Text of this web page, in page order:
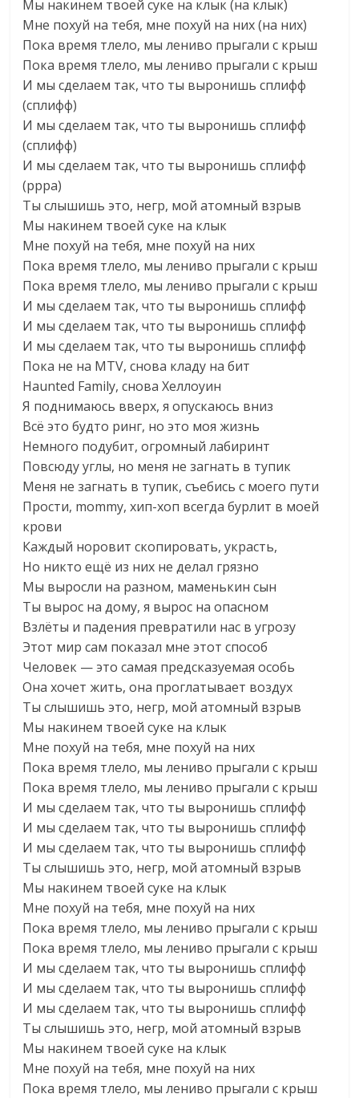
Мы накинем твоей суке на клык (на клык)
Мне похуй на тебя, мне похуй на них (на них)
Пока время тлело, мы лениво прыгали с крыш
Пока время тлело, мы лениво прыгали с крыш
И мы сделаем так, что ты выронишь сплифф
(сплифф)
И мы сделаем так, что ты выронишь сплифф
(сплифф)
И мы сделаем так, что ты выронишь сплифф
(ррра)
Ты слышишь это, негр, мой атомный взрыв
Мы накинем твоей суке на клык
Мне похуй на тебя, мне похуй на них
Пока время тлело, мы лениво прыгали с крыш
Пока время тлело, мы лениво прыгали с крыш
И мы сделаем так, что ты выронишь сплифф
И мы сделаем так, что ты выронишь сплифф
И мы сделаем так, что ты выронишь сплифф
Пока не на MTV, снова кладу на бит
Haunted Family, снова Хеллоуин
Я поднимаюсь вверх, я опускаюсь вниз
Всё это будто ринг, но это моя жизнь
Немного подубит, огромный лабиринт
Повсюду углы, но меня не загнать в тупик
Меня не загнать в тупик, съебись с моего пути
Прости, mommy, хип-хоп всегда бурлит в моей
крови
Каждый норовит скопировать, украсть,
Но никто ещё из них не делал грязно
Мы выросли на разном, маменькин сын
Ты вырос на дому, я вырос на опасном
Взлёты и падения превратили нас в угрозу
Этот мир сам показал мне этот способ
Человек — это самая предсказуемая особь
Она хочет жить, она проглатывает воздух
Ты слышишь это, негр, мой атомный взрыв
Мы накинем твоей суке на клык
Мне похуй на тебя, мне похуй на них
Пока время тлело, мы лениво прыгали с крыш
Пока время тлело, мы лениво прыгали с крыш
И мы сделаем так, что ты выронишь сплифф
И мы сделаем так, что ты выронишь сплифф
И мы сделаем так, что ты выронишь сплифф
Ты слышишь это, негр, мой атомный взрыв
Мы накинем твоей суке на клык
Мне похуй на тебя, мне похуй на них
Пока время тлело, мы лениво прыгали с крыш
Пока время тлело, мы лениво прыгали с крыш
И мы сделаем так, что ты выронишь сплифф
И мы сделаем так, что ты выронишь сплифф
И мы сделаем так, что ты выронишь сплифф
Ты слышишь это, негр, мой атомный взрыв
Мы накинем твоей суке на клык
Мне похуй на тебя, мне похуй на них
Пока время тлело, мы лениво прыгали с крыш